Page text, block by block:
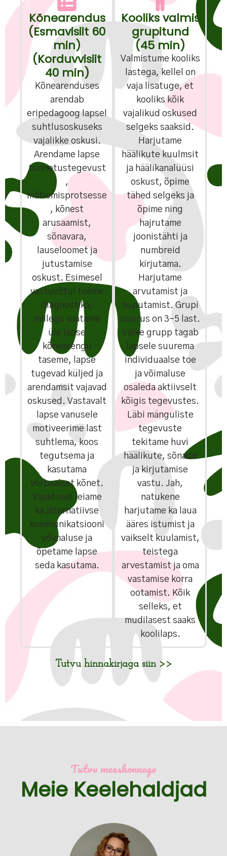
Kõnearendus
(Esmavisiit 60
min)
(Korduvvisiit
40 min)
Kõnearenduses
arendab
eripedagoog lapsel
suhtlusoskuseks
vajalikke oskusi.
Arendame lapse
tunnetustegevust
,
mõtlemisprotsesse
, kõnest
arusaamist,
sõnavara,
lauseloomet ja
jutustamise
oskust. Esimesel
vastuvõtul teeme
diagnostika,
millega vaatame
üle lapse
kõnearengu
taseme, lapse
tugevad küljed ja
arendamsit vajavad
oskused. Vastavalt
lapse vanusele
motiveerime last
suhtlema, koos
tegutsema ja
kasutama
verbaalset kõnet.
Vajadusel leiame
ka alternatiivse
kommunikatsiooni
võimaluse ja
õpetame lapse
seda kasutama.
Kooliks valmis
grupitund
(45 min)
Valmistume kooliks
lastega, kellel on
vaja lisatuge, et
kooliks kõik
vajalikud oskused
selgeks saaksid.
Harjutame
häälikute kuulmsit
ja häälikanalüüsi
oskust, õpime
tähed selgeks ja
õpime ning
hajrutame
joonistähti ja
numbreid
kirjutama.
Harjutame
arvutamist ja
nuputamist. Grupi
suurus on 3-5 last.
Väike grupp tagab
lapsele suurema
individuaalse toe
ja võimaluse
osaleda aktiivselt
kõigis tegevustes.
Läbi mänguliste
tegevuste
tekitame huvi
häälikute, sõnade
ja kirjutamise
vastu. Jah,
natukene
harjutame ka laua
ääres istumist ja
vaikselt kuulamist,
teistega
arvestamist ja oma
vastamise korra
ootamist. Kõik
selleks, et
mudilasest saaks
koolilaps.
Tutvu hinnakirjaga siin >>
Tutvu meeskonnaga
Meie Keelehaldjad